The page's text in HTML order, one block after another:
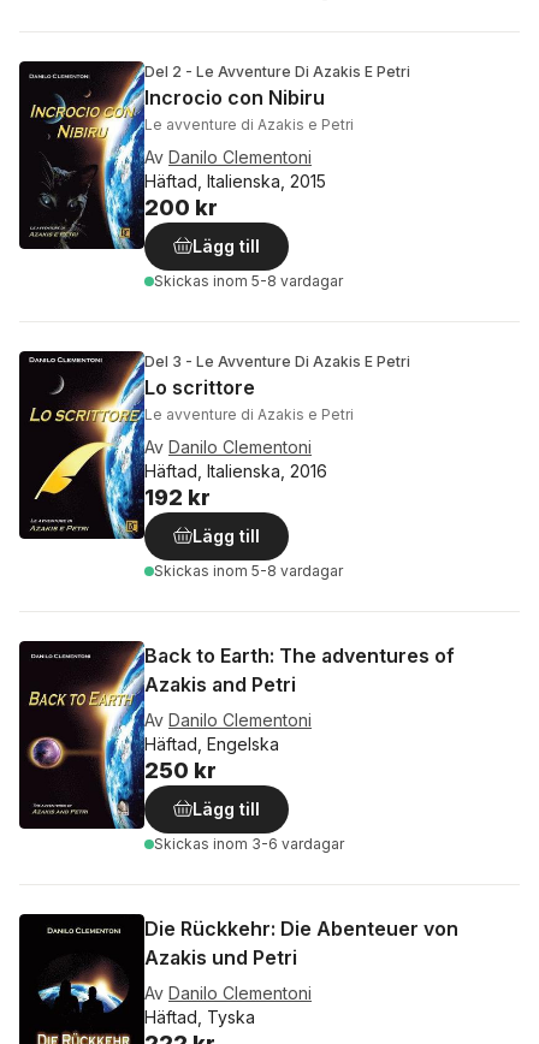
Del 2 - Le Avventure Di Azakis E Petri
Incrocio con Nibiru
Le avventure di Azakis e Petri
Av Danilo Clementoni
Häftad, Italienska, 2015
200 kr
Lägg till
Skickas inom 5-8 vardagar
Del 3 - Le Avventure Di Azakis E Petri
Lo scrittore
Le avventure di Azakis e Petri
Av Danilo Clementoni
Häftad, Italienska, 2016
192 kr
Lägg till
Skickas inom 5-8 vardagar
Back to Earth: The adventures of
Azakis and Petri
Av Danilo Clementoni
Häftad, Engelska
250 kr
Lägg till
Skickas inom 3-6 vardagar
Die Rückkehr: Die Abenteuer von
Azakis und Petri
Av Danilo Clementoni
Häftad, Tyska